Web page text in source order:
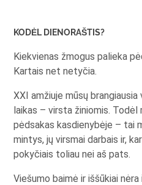
KODĖL DIENORAŠTIS?
Kiekvienas žmogus palieka
Kartais net netyčia.
XXI amžiuje mūsų brangiausia
laikas – virsta žiniomis. Todėl
pėdsakas kasdienybėje – tai
mintys, jų virsmai darbais ir,
pokyčiais toliau nei aš pats.
Viešumo baimė ir iššūkiai nėra